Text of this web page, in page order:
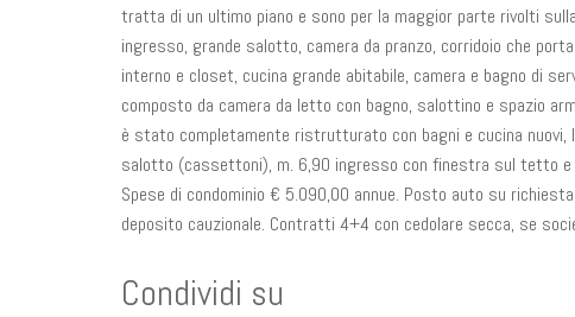
tratta di un ultimo piano e sono per la maggior parte rivolti
ingresso, grande salotto, camera da pranzo, corridoio che
interno e closet, cucina grande abitabile, camera e bagno di
composto da camera da letto con bagno, salottino e spazio
è stato completamente ristrutturato con bagni e cucina
salotto (cassettoni), m. 6,90 ingresso con finestra sul tetto e
Spese di condominio € 5.090,00 annue. Posto auto su
deposito cauzionale. Contratti 4+4 con cedolare secca, se
Condividi su